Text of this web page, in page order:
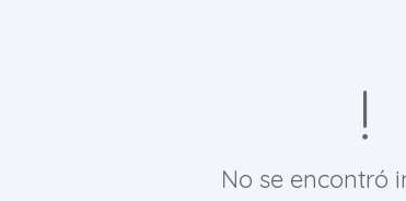
No se encontró